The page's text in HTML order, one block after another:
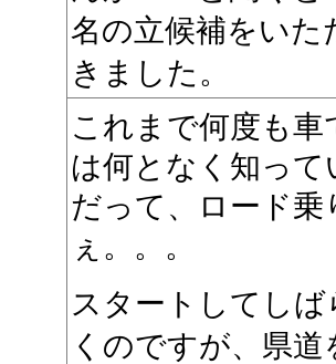
名の立候補をいた
きました。
これまで何度も
は何となく知って
だって、ロード
ぇ。。。
スタートしてし
くのですが、県